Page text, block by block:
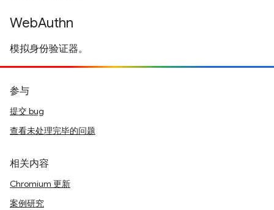
WebAuthn
模拟身份验证器。
参与
提交 bug
查看未处理完毕的问题
相关内容
Chromium 更新
案例研究